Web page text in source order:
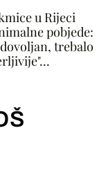
u Rijeci
pobjede:
trebalo